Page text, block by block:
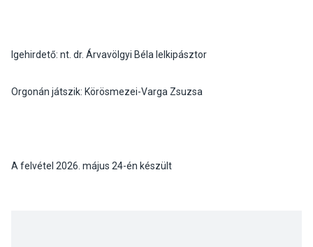
Igehirdető: nt. dr. Árvavölgyi Béla lelkipásztor
Orgonán játszik: Körösmezei-Varga Zsuzsa
A felvétel 2026. május 24-én készült